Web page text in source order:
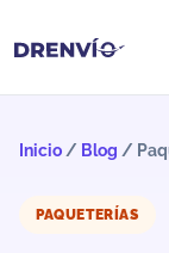
Inicio / Blog /
PAQUETERÍAS